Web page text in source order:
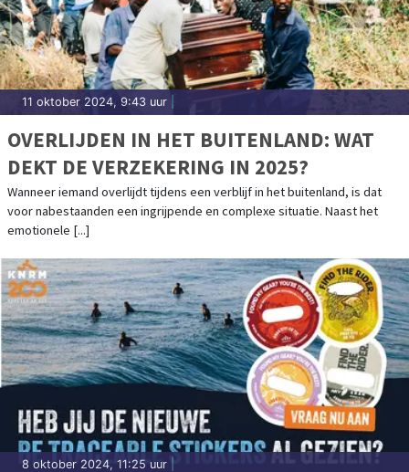
11 oktober 2024, 9:43 uur
OVERLIJDEN IN HET BUITENLAND: WAT
DEKT DE VERZEKERING IN 2025?
Wanneer iemand overlijdt tijdens een verblijf in het buitenland, is dat
voor nabestaanden een ingrijpende en complexe situatie. Naast het
emotionele [...]
8 oktober 2024, 11:25 uur